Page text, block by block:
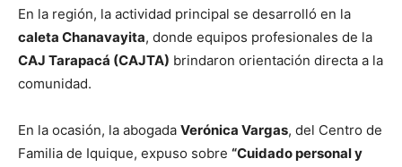
En la región, la actividad principal se desarrolló en la
caleta Chanavayita, donde equipos profesionales de la
CAJ Tarapacá (CAJTA) brindaron orientación directa a la
comunidad.
En la ocasión, la abogada Verónica Vargas, del Centro de
Familia de Iquique, expuso sobre “Cuidado personal y